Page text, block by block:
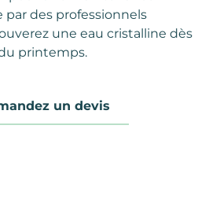
par des professionnels
une eau cristalline dès
printemps.
un devis